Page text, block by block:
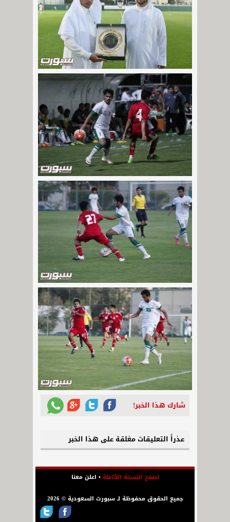
شارك هذا الخبر!
عذراً التعليقات مغلقة على هذا الخبر
تصفح النسخة الكاملة• اعلن معنا
جميع الحقوق محفوظة لـ سبورت السعودية © 2026